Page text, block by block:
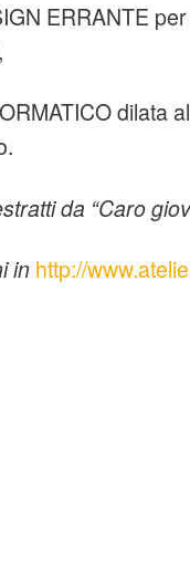
ERRANTE
dilata
da “Caro
in http://